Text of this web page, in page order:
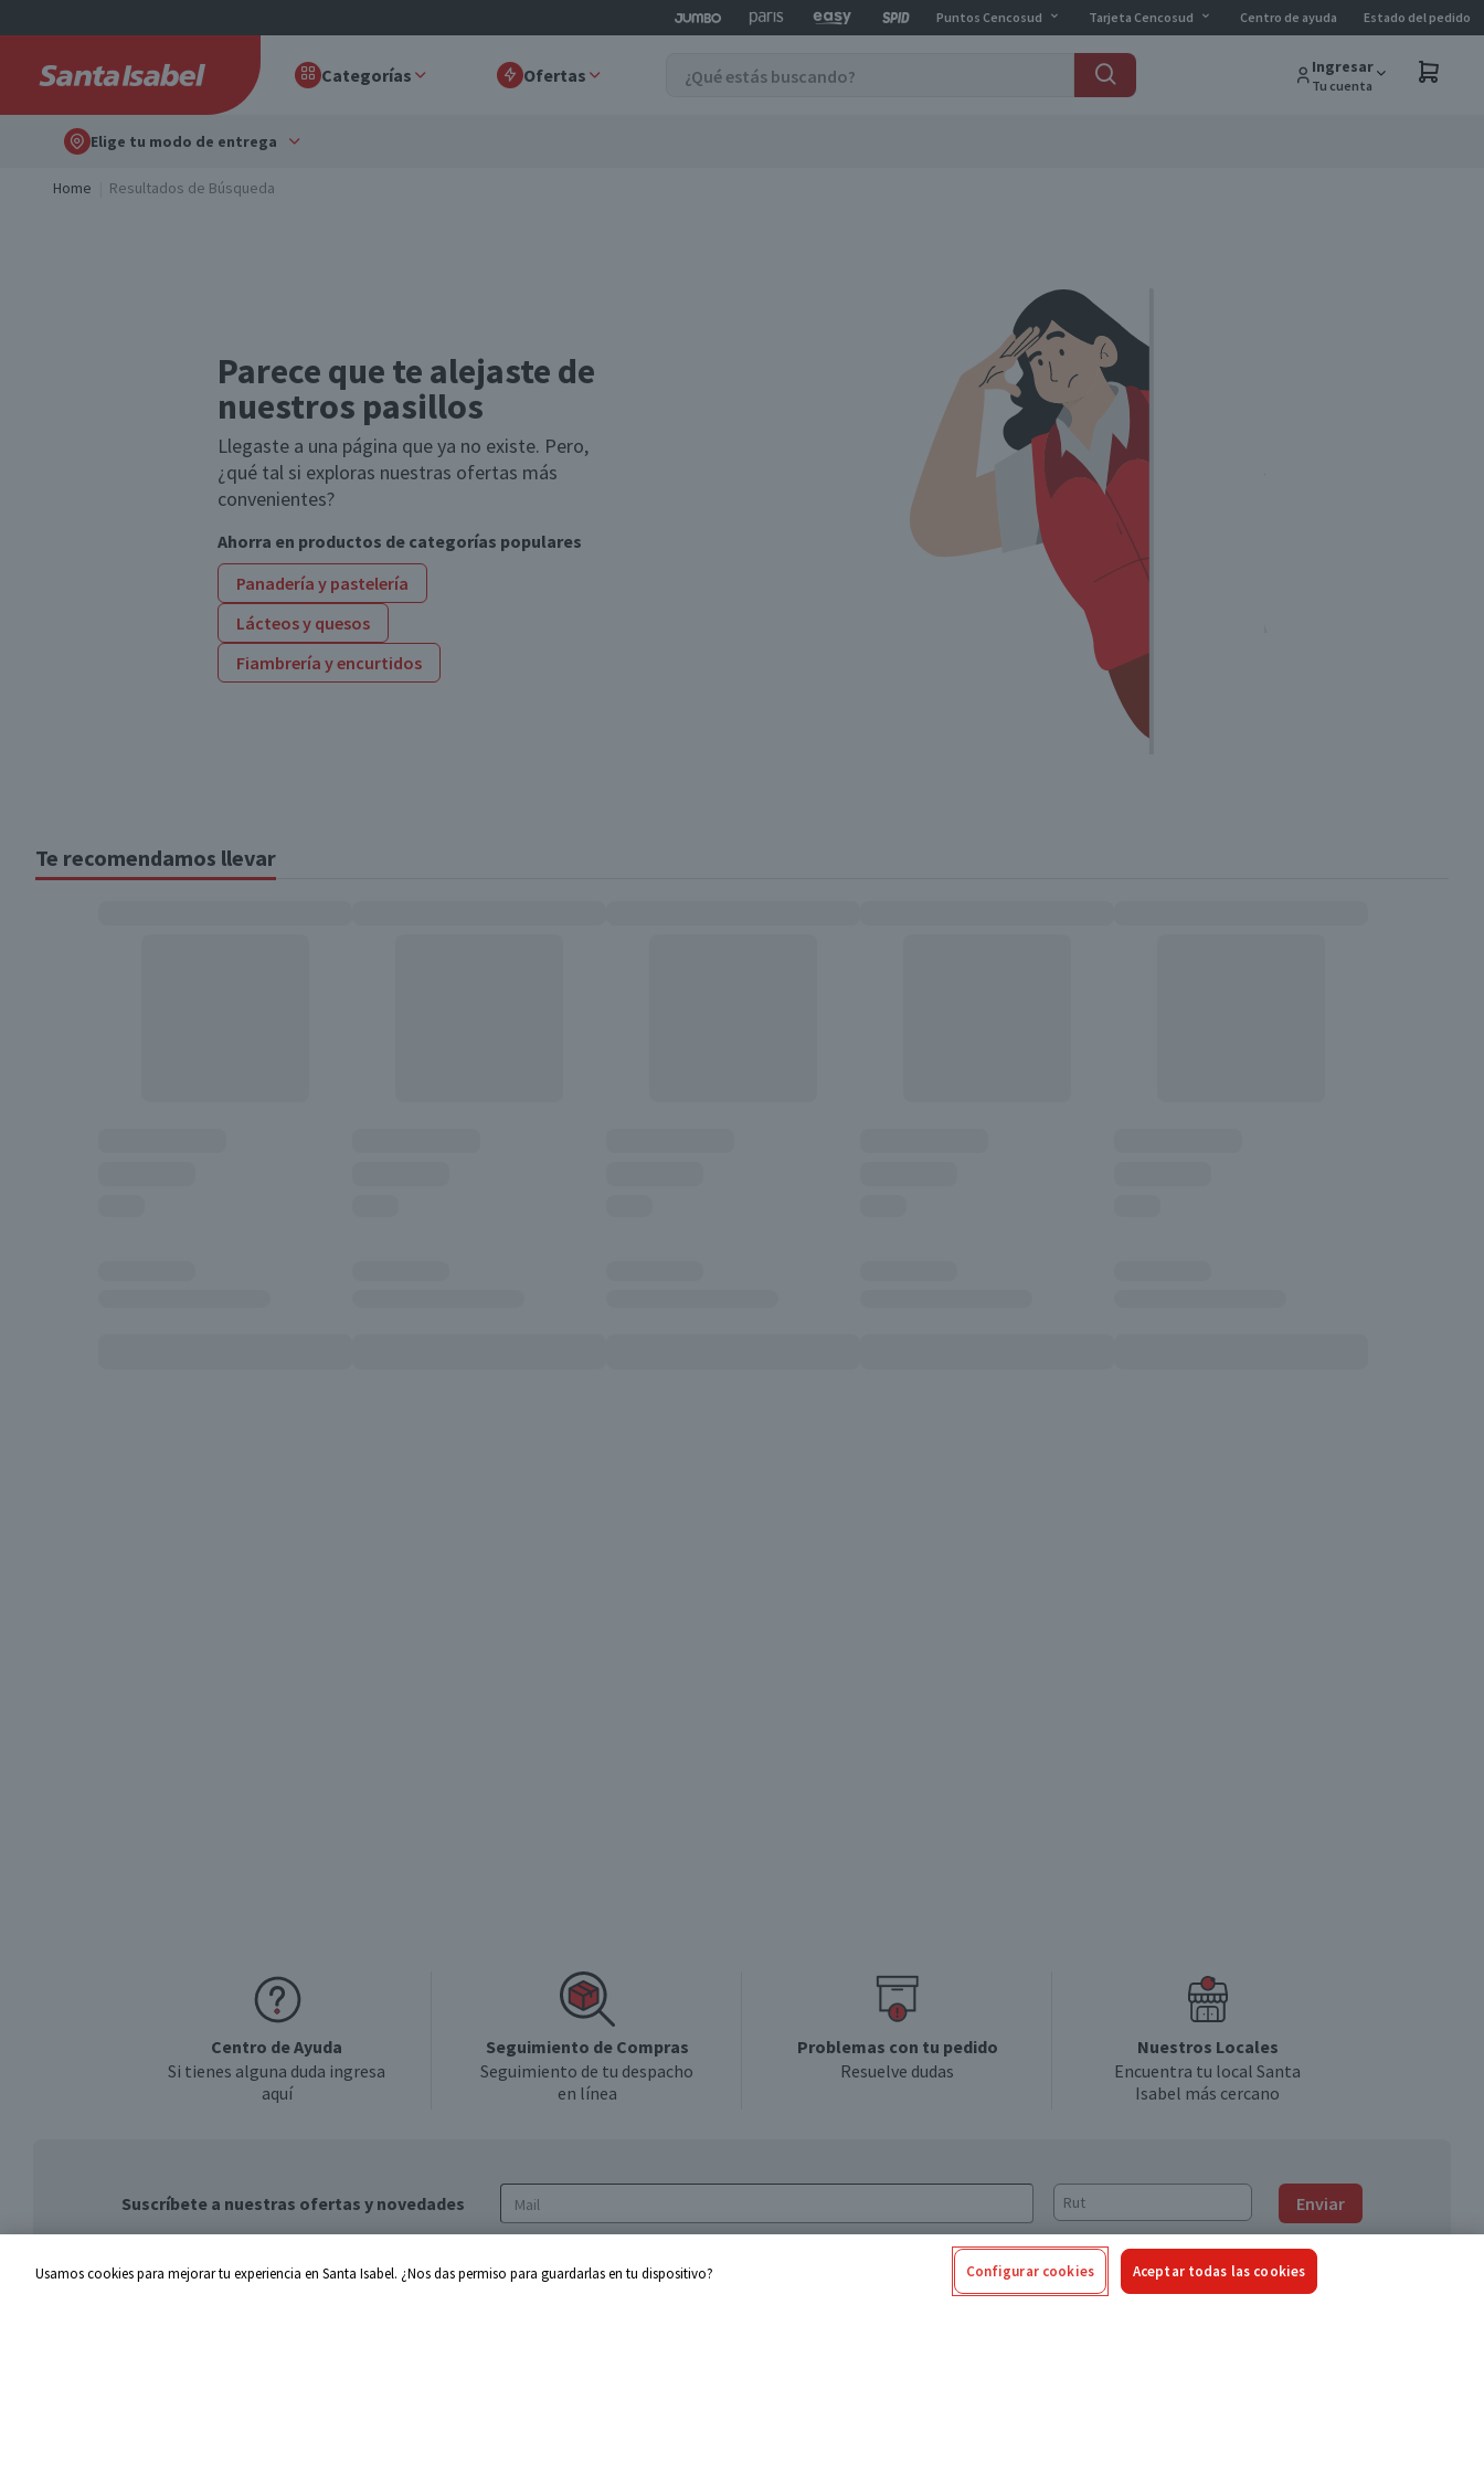
Puntos Cencosud Tarjeta Cencosud Centro de ayuda Estado del pedido
Categorías Ofertas Ingresar
Tu cuenta
Elige tu modo de entrega
Home Resultados de Búsqueda
Parece que te alejaste de
nuestros pasillos
Llegaste a una página que ya no existe. Pero,
¿qué tal si exploras nuestras ofertas más
convenientes?
Ahorra en productos de categorías populares
Panadería y pastelería
Lácteos y quesos
Fiambrería y encurtidos
Te recomendamos llevar
Centro de Ayuda
Si tienes alguna duda ingresa
aquí
Seguimiento de Compras
Seguimiento de tu despacho
en línea
Problemas con tu pedido
Resuelve dudas
Nuestros Locales
Encuentra tu local Santa
Isabel más cercano
Suscríbete a nuestras ofertas y novedades Enviar
de privacidad y de tratamiento de datos
Usamos cookies para mejorar tu experiencia en Santa Isabel. ¿Nos das permiso para guardarlas en tu dispositivo? Configurar cookies Aceptar todas las cookies